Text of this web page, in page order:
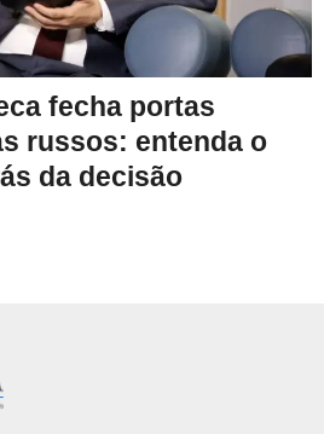
fecha portas
russos: entenda o
da decisão